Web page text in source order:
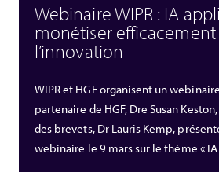
Webinaire WIPR : IA
monétiser efficacement
l’innovation
WIPR et HGF organisent un
partenaire de HGF, Dre Susan
des brevets, Dr Lauris Kemp,
webinaire le 9 mars sur le thème «